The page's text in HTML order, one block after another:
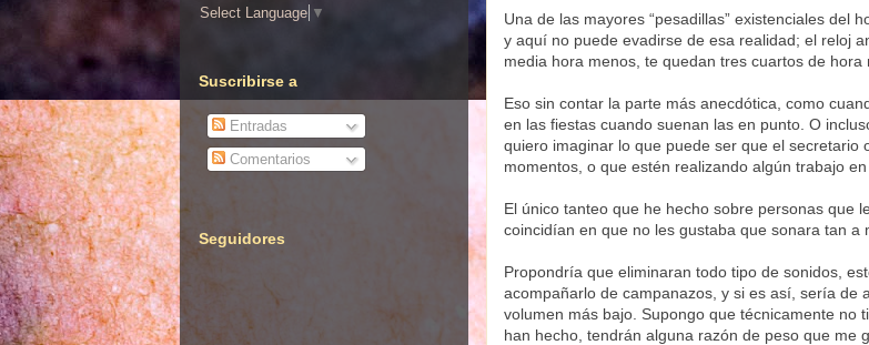
Una de las mayores “pesadillas” existenciales del
y aquí no puede evadirse de esa realidad; el reloj
media hora menos, te quedan tres cuartos de hora
Eso sin contar la parte más anecdótica, como
en las fiestas cuando suenan las en punto. O
quiero imaginar lo que puede ser que el
momentos, o que estén realizando algún trabajo
El único tanteo que he hecho sobre personas que
coincidían en que no les gustaba que sonara tan a
Propondría que eliminaran todo tipo de sonidos,
acompañarlo de campanazos, y si es así, sería de
volumen más bajo. Supongo que técnicamente no
han hecho, tendrán alguna razón de peso que me
Select Language ▼
Suscribirse a
Entradas
Comentarios
Seguidores